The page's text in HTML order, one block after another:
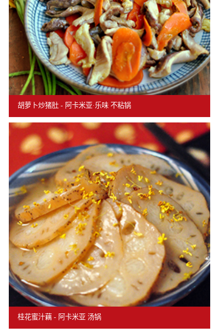
胡萝卜炒猪肚 - 阿卡米亚·乐味 不粘锅
桂花蜜汁藕 - 阿卡米亚 汤锅